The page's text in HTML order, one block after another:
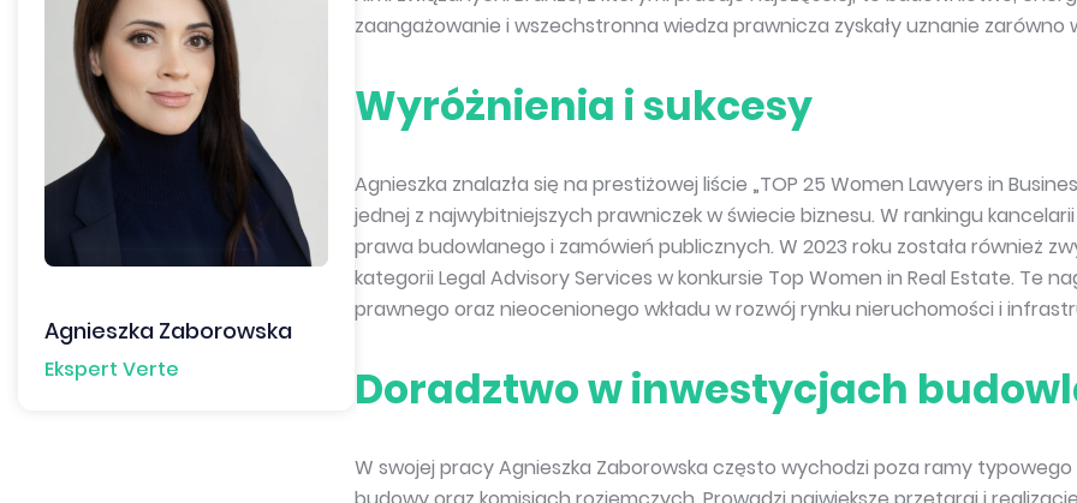
Agnieszka Zaborowska
Ekspert Verte
zaangażowanie i wszechstronna wiedza prawnicza zyskały uznanie zarówno
Wyróżnienia i sukcesy
Agnieszka znalazła się na prestiżowej liście „TOP 25 Women Lawyers in
jednej z najwybitniejszych prawniczek w świecie biznesu. W rankingu
prawa budowlanego i zamówień publicznych. W 2023 roku została również
kategorii Legal Advisory Services w konkursie Top Women in Real Estate. Te
prawnego oraz nieocenionego wkładu w rozwój rynku nieruchomości i
Doradztwo w inwestycjach
W swojej pracy Agnieszka Zaborowska często wychodzi poza ramy